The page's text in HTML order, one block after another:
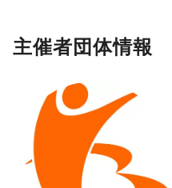
主催者団体情報